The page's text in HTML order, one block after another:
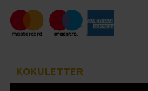
KOKULETTER